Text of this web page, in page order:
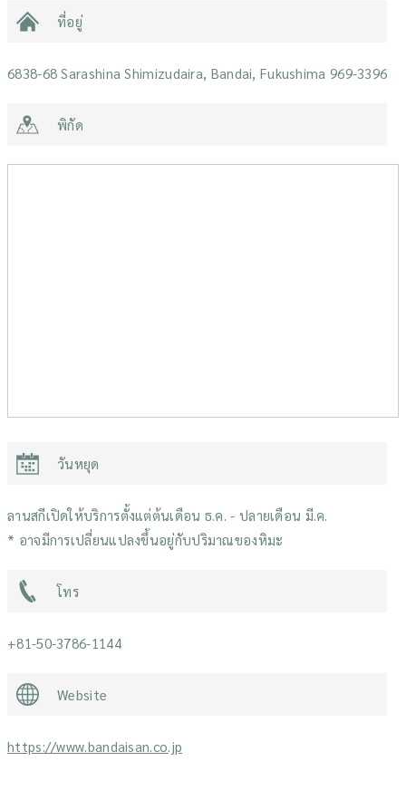
ที่อยู่
6838-68 Sarashina Shimizudaira, Bandai, Fukushima 969-3396
พิกัด
วันหยุด
ลานสกีเปิดให้บริการตั้งแต่ต้นเดือน ธ.ค. - ปลายเดือน มี.ค.
* อาจมีการเปลี่ยนแปลงขึ้นอยู่กับปริมาณของหิมะ
โทร
+81-50-3786-1144
Website
https://www.bandaisan.co.jp